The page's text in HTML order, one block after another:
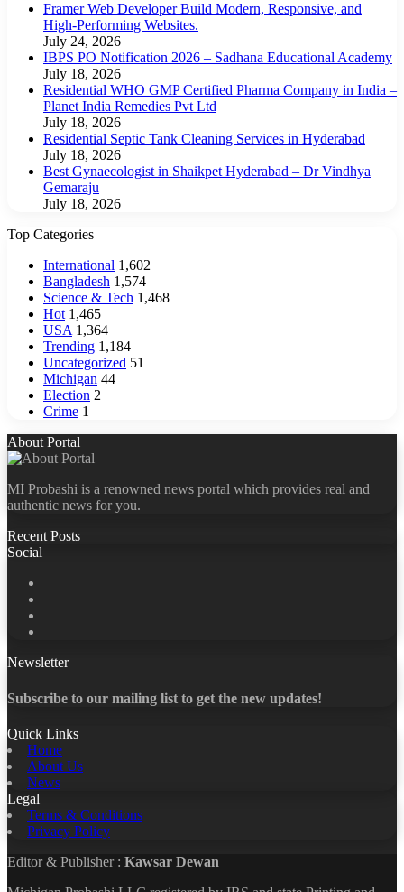
Framer Web Developer Build Modern, Responsive, and
High-Performing Websites.
July 24, 2026
IBPS PO Notification 2026 – Sadhana Educational Academy
July 18, 2026
Residential WHO GMP Certified Pharma Company in India –
Planet India Remedies Pvt Ltd
July 18, 2026
Residential Septic Tank Cleaning Services in Hyderabad
July 18, 2026
Best Gynaecologist in Shaikpet Hyderabad – Dr Vindhya
Gemaraju
July 18, 2026
Top Categories
International 1,602
Bangladesh 1,574
Science & Tech 1,468
Hot 1,465
USA 1,364
Trending 1,184
Uncategorized 51
Michigan 44
Election 2
Crime 1
About Portal
MI Probashi is a renowned news portal which provides real and
authentic news for you.
Recent Posts
Social
Newsletter
Subscribe to our mailing list to get the new updates!
Quick Links
Home
About Us
News
Legal
Terms & Conditions
Privacy Policy
Editor & Publisher : Kawsar Dewan